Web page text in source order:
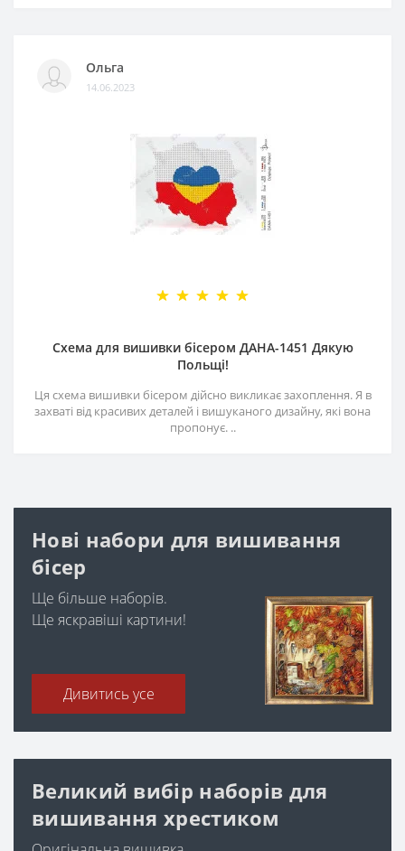
Ольга
14.06.2023
Схема для вишивки бісером ДАНА-1451 Дякую
Польщі!
Ця схема вишивки бісером дійсно викликає захоплення. Я в
захваті від красивих деталей і вишуканого дизайну, які вона
пропонує. ..
Нові набори для вишивання
бісер
Ще більше наборів.
Ще яскравіші картини!
Дивитись усе
Великий вибір наборів для
вишивання хрестиком